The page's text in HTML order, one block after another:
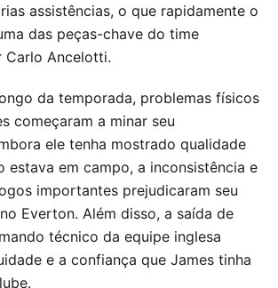
assistências, o que rapidamente o
das peças-chave do time
Carlo Ancelotti.
da temporada, problemas físicos
começaram a minar seu
ele tenha mostrado qualidade
estava em campo, a inconsistência e
importantes prejudicaram seu
Everton. Além disso, a saída de
técnico da equipe inglesa
e a confiança que James tinha